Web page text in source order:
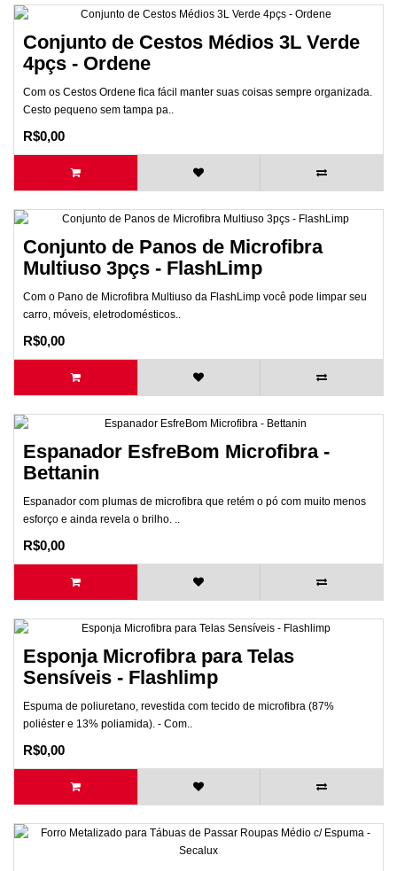
Conjunto de Cestos Médios 3L Verde
4pçs - Ordene
Com os Cestos Ordene fica fácil manter suas coisas sempre organizada.
Cesto pequeno sem tampa pa..
R$0,00
Conjunto de Panos de Microfibra
Multiuso 3pçs - FlashLimp
Com o Pano de Microfibra Multiuso da FlashLimp você pode limpar seu
carro, móveis, eletrodomésticos..
R$0,00
Espanador EsfreBom Microfibra -
Bettanin
Espanador com plumas de microfibra que retém o pó com muito menos
esforço e ainda revela o brilho. ..
R$0,00
Esponja Microfibra para Telas
Sensíveis - Flashlimp
Espuma de poliuretano, revestida com tecido de microfibra (87%
poliéster e 13% poliamida). - Com..
R$0,00